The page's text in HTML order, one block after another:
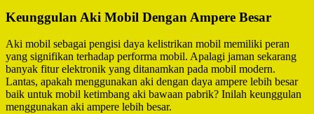
Keunggulan Aki Mobil Dengan Ampere Besar
Aki mobil sebagai pengisi daya kelistrikan mobil memiliki peran
yang signifikan terhadap performa mobil. Apalagi jaman sekarang
banyak fitur elektronik yang ditanamkan pada mobil modern.
Lantas, apakah menggunakan aki dengan daya ampere lebih besar
baik untuk mobil ketimbang aki bawaan pabrik? Inilah keunggulan
menggunakan aki ampere lebih besar.